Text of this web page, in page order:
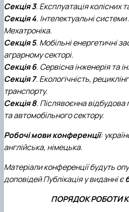
Секція 3. Експлуатація колісних
Секція 4. Інтелектуальні
Мехатроніка.
Секція 5. Мобільні енергетичні
аграрному секторі.
Секція 6. Сервісна інженерія та
Секція 7. Екологічність,
транспорту.
Секція 8. Післявоєнна
та автомобільного сектору.
Робочі мови конференції:
англійська, німецька.
Матеріали конференції будуть
доповідей Публікація у виданні є
ПОРЯДОК РОБОТИ